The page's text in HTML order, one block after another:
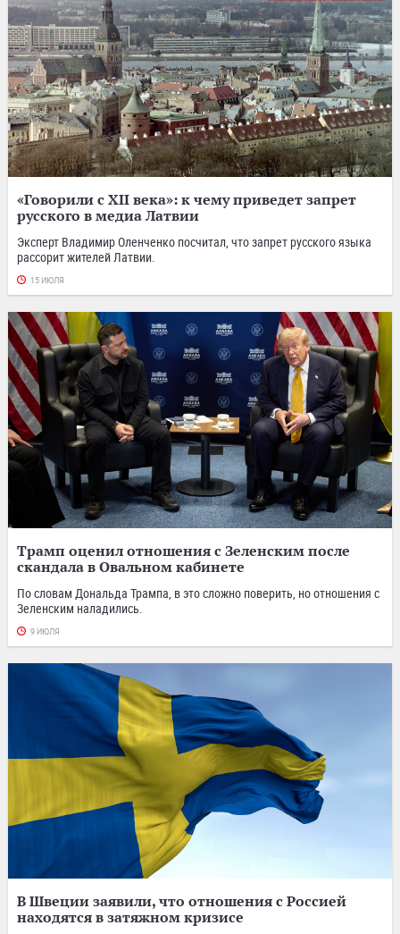
«Говорили с XII века»: к чему приведет запрет
русского в медиа Латвии
Эксперт Владимир Оленченко посчитал, что запрет русского языка
рассорит жителей Латвии.
15 ИЮЛЯ
Трамп оценил отношения с Зеленским после
скандала в Овальном кабинете
По словам Дональда Трампа, в это сложно поверить, но отношения с
Зеленским наладились.
9 ИЮЛЯ
В Швеции заявили, что отношения с Россией
находятся в затяжном кризисе